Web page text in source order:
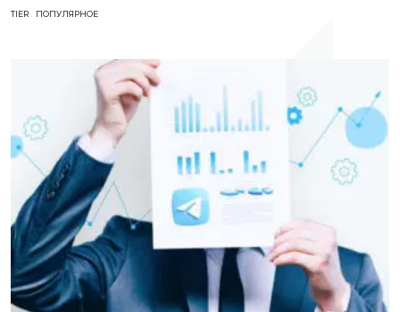
TIER ПОПУЛЯРНОЕ